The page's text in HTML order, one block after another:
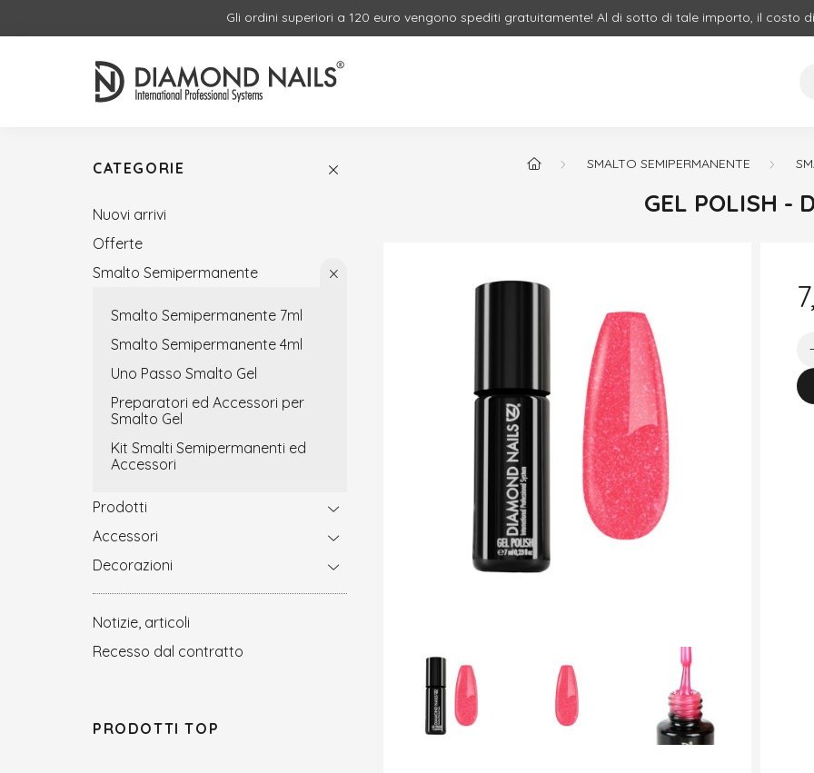
Gli ordini superiori a 120 euro vengono spediti gratuitamente! Al di sotto di tale importo, il costo
CATEGORIE
Nuovi arrivi
Offerte
Smalto Semipermanente
Smalto Semipermanente 7ml
Smalto Semipermanente 4ml
Uno Passo Smalto Gel
Preparatori ed Accessori per
Smalto Gel
Kit Smalti Semipermanenti ed
Accessori
Prodotti
Accessori
Decorazioni
Notizie, articoli
Recesso dal contratto
PRODOTTI TOP
SMALTO SEMIPERMANENTE
GEL POLISH -